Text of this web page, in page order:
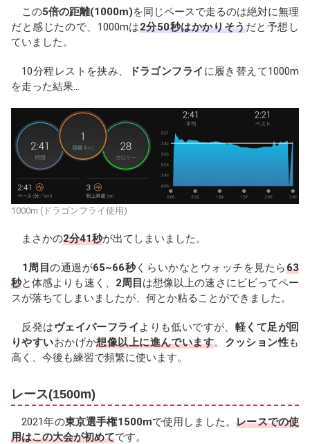
この5倍の距離(1000m)を同じペースで走るのは絶対に無理
だと感じたので、1000mは2分50秒はかかりそうだと予想し
ていました。
10分程レストを挟み、 ドラゴンフライ に履き替えて1000m
を走った結果...
1000m (ドラゴンフライ使用)
まさかの2分41秒が出てしまいました。
1周目の通過が65~66秒くらいかなとウォッチを見たら63
秒と体感よりも速く、 2周目 は想像以上の速さにビビってペー
スが落ちてしまいましたが、何とか粘ることができました。
反発はヴェイパーフライ よりも低いですが、 軽くて足が回
りやすいおかげか想像以上に進んでいます。 クッション性も
高く、今後も練習で頻繁に使います。
レース(1500m)
2021年の東京選手権1500mで使用しました。レースでの使
用はこの大会が初めてです。